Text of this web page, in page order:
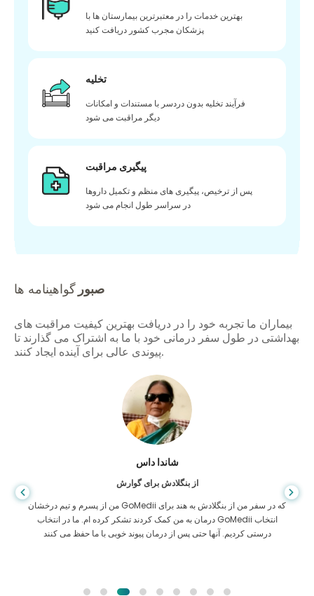
بهترین خدمات را در معتبرترین بیمارستان ها با
پزشکان مجرب کشور دریافت کنید
تخلیه
فرآیند تخلیه بدون دردسر با مستندات و امکانات
دیگر مراقبت می شود
پیگیری مراقبت
پس از ترخیص، پیگیری های منظم و تکمیل داروها
در سراسر طول انجام می شود
صبور گواهینامه ها
بیماران ما تجربه خود را در دریافت بهترین کیفیت مراقبت های
بهداشتی در طول سفر درمانی خود با ما به اشتراک می گذارند تا
پیوندی عالی برای آینده ایجاد کنند.
شاندا داس
از بنگلادش برای گوارش
من از پسرم و تیم درخشان GoMedii که در سفر من از بنگلادش به هند برای
درمان به من کمک کردند تشکر کرده ام. ما در انتخاب GoMedii انتخاب
درستی کردیم. آنها حتی پس از درمان پیوند خوبی با ما حفظ می کنند